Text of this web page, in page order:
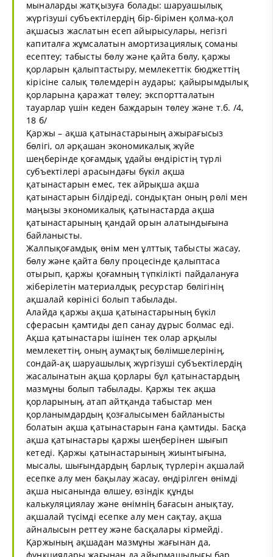
мыналарды жатқызуға болады: шаруашылық
жүргізуші субъектілердің бір-бірімен қолма-қол
ақшасыз жаслатын есеп айырысулары, негізгі
капиталға жұмсалатын амортизациялық соманы
есептеу; табысты бөлу және қайта бөлу, қаржы
қорларын қалыптастыру, мемлекеттік бюджеттің
кірісіне салық төлемдерін аудары; қайырымдылық
қорларына қаражат төлеу; экспортталатын
тауарлар үшін кеден баждарын төлеу және т.б. /4,
18 б/
Қаржы – ақша қатынастарының ажырағысыз
бөлігі, ол әрқашан экономикалық жүйе
шеңберінде қоғамдық ұдайы өндірістің түрлі
субъектілері арасындағы бүкіл ақша
қатынастарын емес, тек айрықша ақша
қатынастарын білдіреді, сондықтан оның рөлі мен
маңызы экономикалық қатынастарда ақша
қатынастарының қандай орын алатындығына
байланысты.
Жалпықоғамдық өнім мен ұлттық табысты жасау,
бөлу және қайта бөлу процесінде қалыптаса
отырып, қаржы қоғамның түпкілікті пайдалануға
жіберілетін материалдық ресурстар бөлігінің
ақшалай көрінісі болып табылады.
Алайда қаржы ақша қатынастарының бүкіл
сферасын қамтиды деп санау дұрыс болмас еді.
Ақша қатынастары ішінен тек олар арқылы
мемлекеттің, оның аумақтық бөлімшелерінің,
сондай-ақ шаруашылық жүргізуші субъектілердің
жасалынатын ақша қорлары бұл қатынастардың
мазмұны болып табылады. Қаржы тек ақша
қорларының, атап айтқанда табыстар мен
қорланымдардың қозғалысымен байланысты
болатын ақша қатынастарын ғана қамтиды. Басқа
ақша қатынастары қаржы шеңберінен шығып
кетеді. Қаржы қатынастарының жиынтығына,
мысалы, шығындардың барлық түрлерін ақшалай
есепке алу мен бақылау жасау, өндірілген өнімді
ақша нысанында өлшеу, өзіндік құнды
калькуляциялау және өнімнің бағасын анықтау,
ақшалай түсімді есепке алу мен сақтау, ақша
айналысын реттеу және басқалары кірмейді.
Қаржының ақшадан мазмұны жағынан да,
функциялары жағынан да айырмашылығы бар.